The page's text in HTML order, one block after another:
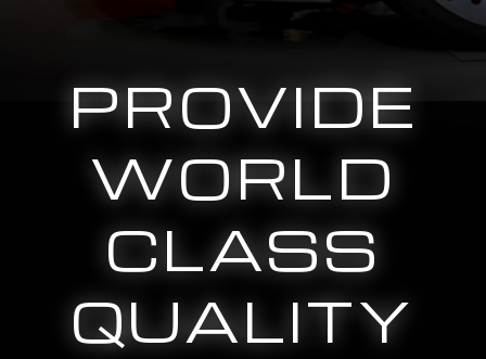
PROVIDE
WORLD
CLASS
QUALITY